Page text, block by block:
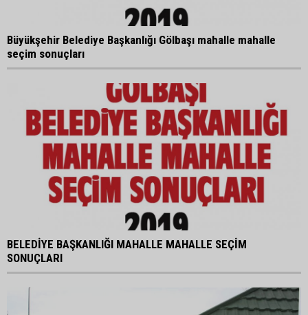
Büyükşehir Belediye Başkanlığı Gölbaşı mahalle mahalle
seçim sonuçları
BELEDİYE BAŞKANLIĞI MAHALLE MAHALLE SEÇİM
SONUÇLARI